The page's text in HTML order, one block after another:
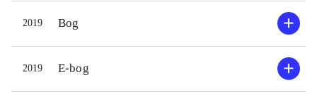
2019 Bog
2019 E-bog